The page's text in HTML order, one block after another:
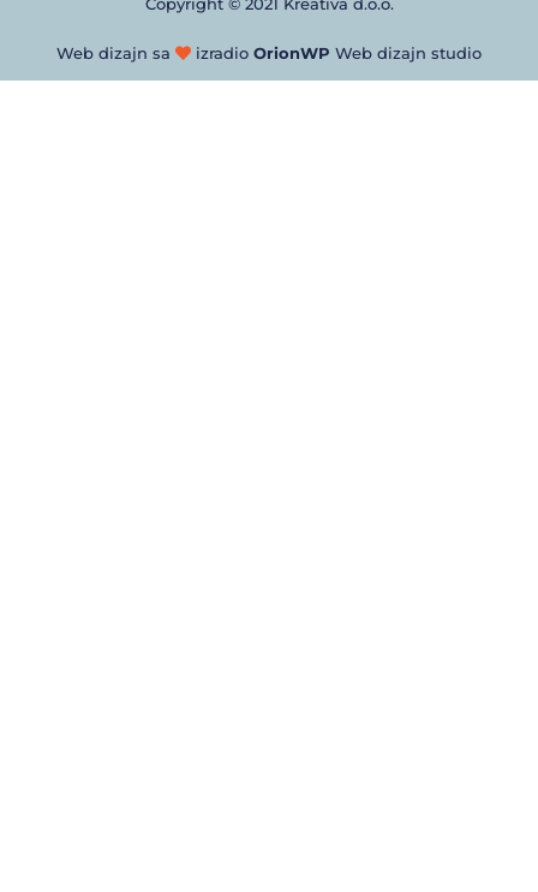
Web dizajn sa izradio OrionWP Web dizajn studio